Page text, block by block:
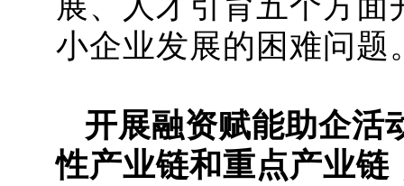
小企业发展的困难问题
开展融资赋能助企活
性产业链和重点产业